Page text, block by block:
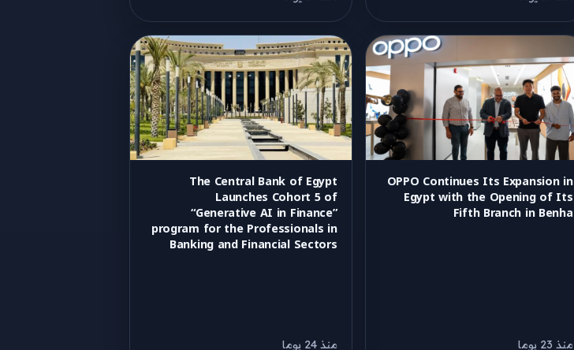
OPPO Continues Its Expansion in
Egypt with the Opening of Its
Fifth Branch in Benha
منذ 23 يوما
The Central Bank of Egypt
Launches Cohort 5 of
“Generative AI in Finance”
program for the Professionals in
Banking and Financial Sectors
منذ 24 يوما